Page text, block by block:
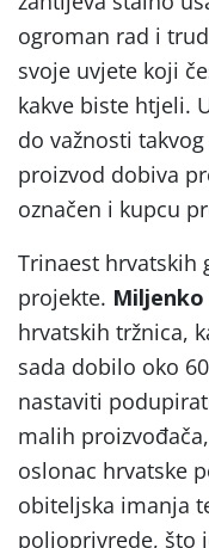
ogroman rad i
svoje uvjete koji
kakve biste htjeli.
do važnosti
proizvod dobiva
označen i kupcu
Trinaest hrvatskih
projekte. Miljenko
hrvatskih tržnica,
sada dobilo oko
nastaviti
malih
oslonac hrvatske
obiteljska imanja
poljoprivrede, što